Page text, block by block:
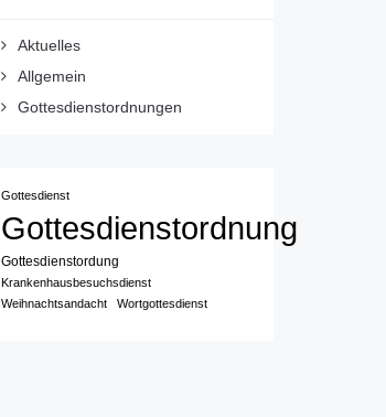
Aktuelles
Allgemein
Gottesdienstordnungen
Gottesdienst
Gottesdienstordnung
Gottesdienstordung
Krankenhausbesuchsdienst
Weihnachtsandacht
Wortgottesdienst